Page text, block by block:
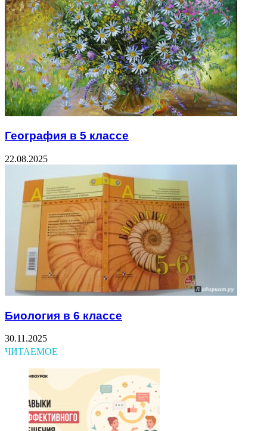
География в 5 классе
22.08.2025
Биология в 6 классе
30.11.2025
ЧИТАЕМОЕ